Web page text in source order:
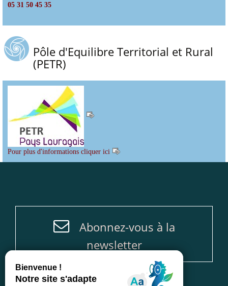
05 31 50 45 35
Pôle d'Equilibre Territorial et Rural
(PETR)
Pour plus d'informations cliquer ici
Abonnez-vous à la
newsletter